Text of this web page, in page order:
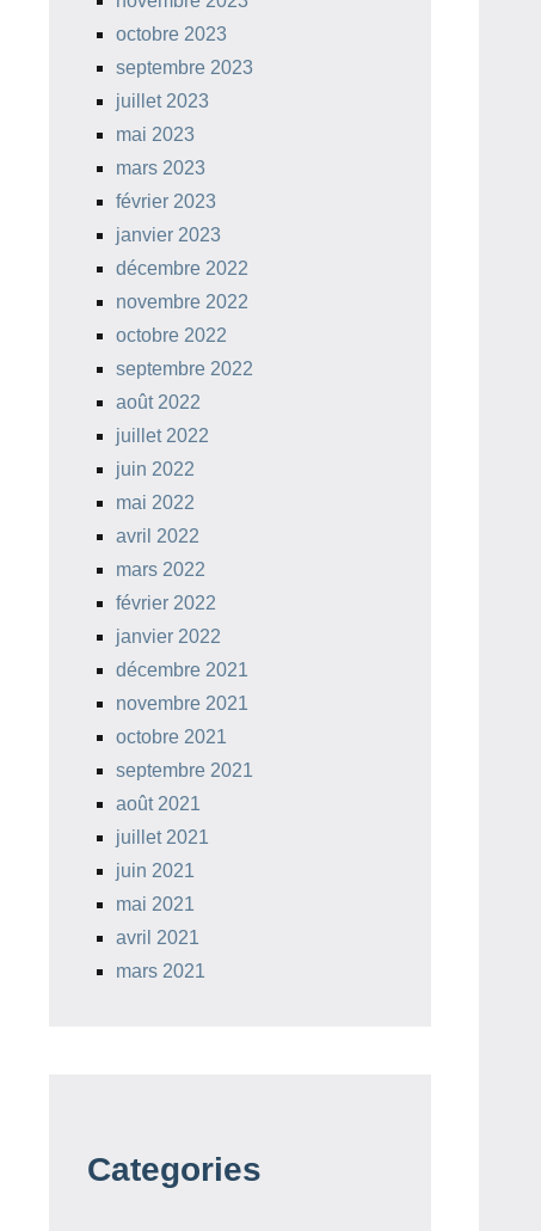
octobre 2023
septembre 2023
juillet 2023
mai 2023
mars 2023
février 2023
janvier 2023
décembre 2022
novembre 2022
octobre 2022
septembre 2022
août 2022
juillet 2022
juin 2022
mai 2022
avril 2022
mars 2022
février 2022
janvier 2022
décembre 2021
novembre 2021
octobre 2021
septembre 2021
août 2021
juillet 2021
juin 2021
mai 2021
avril 2021
mars 2021
Categories